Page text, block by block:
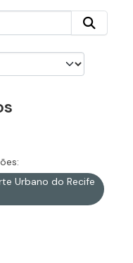
Urbano do Recife